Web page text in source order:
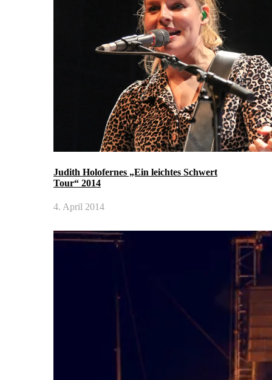
Judith Holofernes „Ein leichtes Schwert
Tour“ 2014
4. April 2014